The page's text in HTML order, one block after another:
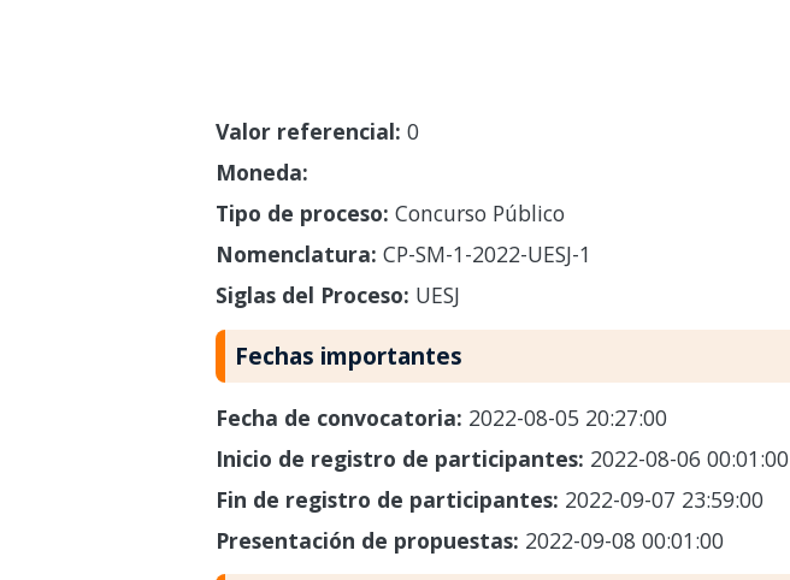
Valor referencial: 0
Moneda:
Tipo de proceso: Concurso Público
Nomenclatura: CP-SM-1-2022-UESJ-1
Siglas del Proceso: UESJ
Fechas importantes
Fecha de convocatoria: 2022-08-05 20:27:00
Inicio de registro de participantes: 2022-08-06 00:01:00
Fin de registro de participantes: 2022-09-07 23:59:00
Presentación de propuestas: 2022-09-08 00:01:00